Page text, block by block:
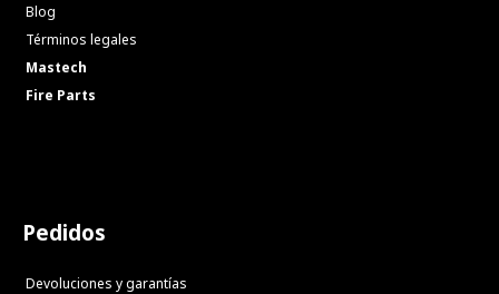
Blog
Términos legales
Mastech
Fire Parts
Pedidos
Devoluciones y garantías